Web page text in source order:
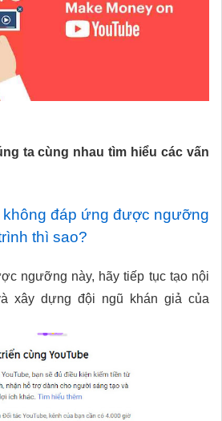
ta cùng nhau tìm hiểu các vấn
không đáp ứng được ngưỡng
thì sao?
ngưỡng này, hãy tiếp tục tạo nội
xây dựng đội ngũ khán giả của